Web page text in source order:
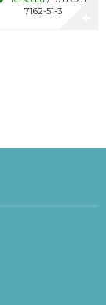
7162-51-3